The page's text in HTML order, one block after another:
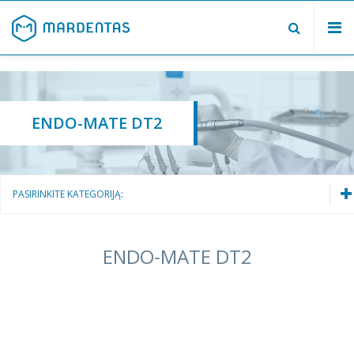
Medžiagos ir instrumentai
Diagnostinė įranga
Katalogai
ENDO-MATE DT2
PASIRINKITE KATEGORIJĄ:
Odontologiniai įrenginiaiENDO-MATE DT2